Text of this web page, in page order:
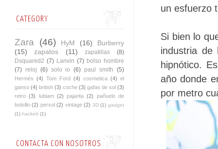
un esfuerzo
Si bien lo
industria
hipnótico.
año donde
por metro
CATEGORY
Zara (46) HyM (16)
Burberry
(15)
zapatos (11) zapatillas
(8)
Dsquared2 (7) Lanvin (7) bolso hombre
(7) reloj (6) solo io (6) paul smith (5)
Hermés (4) Tom Ford (4) cosmetica (4) el
ganso (4) british (3) coche (3) gafas de sol (3)
retro (3) lubiam (2) pajarita (2)
pañuelo de
bolsillo (2) persol (2) vintage (2) 3D (1) gadget
(1) hackett (1)
CONTACTA CON NOSOTROS